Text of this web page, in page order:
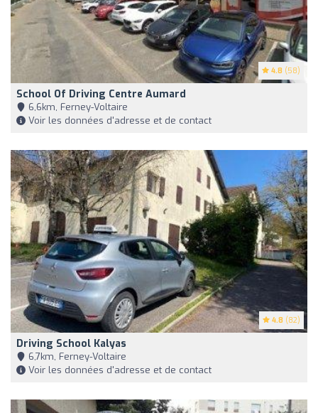
4.8 (58)
School Of Driving Centre Aumard
6,6km, Ferney-Voltaire
Voir les données d'adresse et de contact
4.8 (82)
Driving School Kalyas
6,7km, Ferney-Voltaire
Voir les données d'adresse et de contact